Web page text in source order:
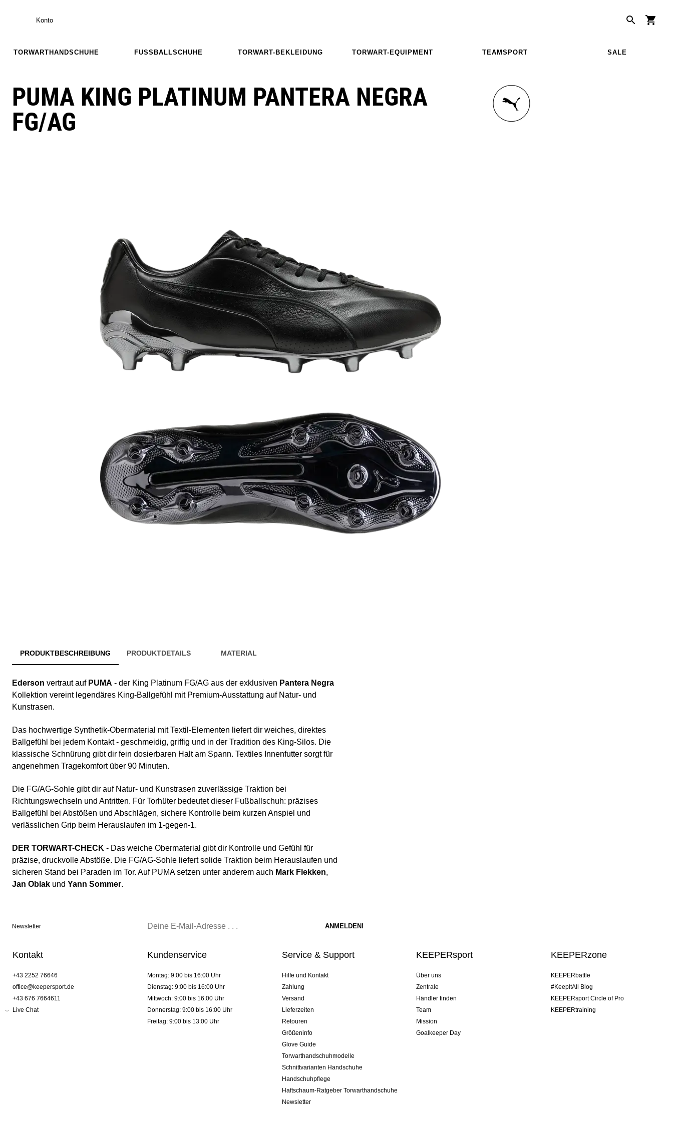
Konto
TORWARTHANDSCHUHE FUSSBALLSCHUHE TORWART-BEKLEIDUNG TORWART-EQUIPMENT TEAMSPORT SALE
PUMA KING PLATINUM PANTERA NEGRA
FG/AG
PRODUKTBESCHREIBUNG PRODUKTDETAILS MATERIAL
Ederson vertraut auf PUMA - der King Platinum FG/AG aus der exklusiven Pantera Negra
Kollektion vereint legendäres King-Ballgefühl mit Premium-Ausstattung auf Natur- und
Kunstrasen.
Das hochwertige Synthetik-Obermaterial mit Textil-Elementen liefert dir weiches, direktes
Ballgefühl bei jedem Kontakt - geschmeidig, griffig und in der Tradition des King-Silos. Die
klassische Schnürung gibt dir fein dosierbaren Halt am Spann. Textiles Innenfutter sorgt für
angenehmen Tragekomfort über 90 Minuten.
Die FG/AG-Sohle gibt dir auf Natur- und Kunstrasen zuverlässige Traktion bei
Richtungswechseln und Antritten. Für Torhüter bedeutet dieser Fußballschuh: präzises
Ballgefühl bei Abstößen und Abschlägen, sichere Kontrolle beim kurzen Anspiel und
verlässlichen Grip beim Herauslaufen im 1-gegen-1.
DER TORWART-CHECK - Das weiche Obermaterial gibt dir Kontrolle und Gefühl für
präzise, druckvolle Abstöße. Die FG/AG-Sohle liefert solide Traktion beim Herauslaufen und
sicheren Stand bei Paraden im Tor. Auf PUMA setzen unter anderem auch Mark Flekken,
Jan Oblak und Yann Sommer.
Newsletter
Kontakt
+43 2252 76646
office@keepersport.de
+43 676 7664611
Live Chat
Kundenservice
Montag: 9:00 bis 16:00 Uhr
Dienstag: 9:00 bis 16:00 Uhr
Mittwoch: 9:00 bis 16:00 Uhr
Donnerstag: 9:00 bis 16:00 Uhr
Freitag: 9:00 bis 13:00 Uhr
Service & Support
Hilfe und Kontakt
Zahlung
Versand
Lieferzeiten
Retouren
Größeninfo
Glove Guide
Torwarthandschuhmodelle
Schnittvarianten Handschuhe
Handschuhpflege
Haftschaum-Ratgeber Torwarthandschuhe
Newsletter
KEEPERsport
Über uns
Zentrale
Händler finden
Team
Mission
Goalkeeper Day
KEEPERzone
KEEPERbattle
#KeepItAll Blog
KEEPERsport Circle of Pro
KEEPERtraining